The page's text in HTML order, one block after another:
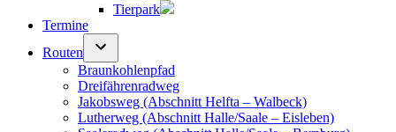
Tierpark
Termine
Routen
Braunkohlenpfad
Dreifährenradweg
Jakobsweg (Abschnitt Helfta – Walbeck)
Lutherweg (Abschnitt Halle/Saale – Eisleben)